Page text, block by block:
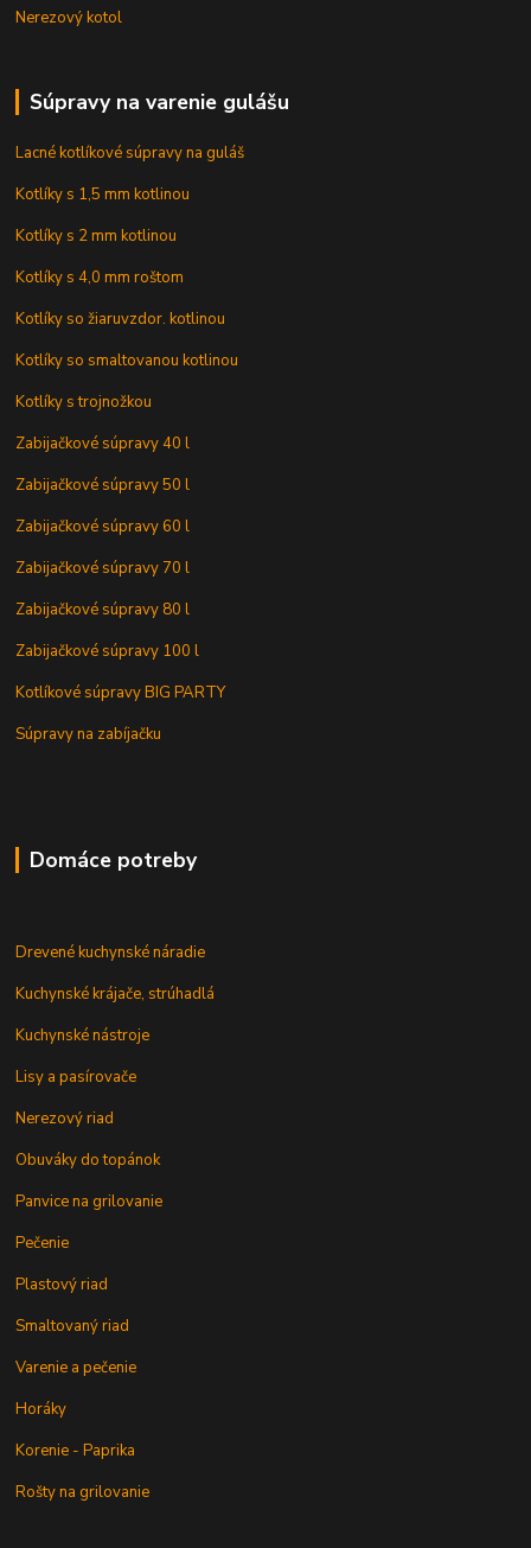
Nerezový kotol
Súpravy na varenie gulášu
Lacné kotlíkové súpravy na guláš
Kotlíky s 1,5 mm kotlinou
Kotlíky s 2 mm kotlinou
Kotlíky s 4,0 mm roštom
Kotlíky so žiaruvzdor. kotlinou
Kotlíky so smaltovanou kotlinou
Kotlíky s trojnožkou
Zabijačkové súpravy 40 l
Zabijačkové súpravy 50 l
Zabijačkové súpravy 60 l
Zabijačkové súpravy 70 l
Zabijačkové súpravy 80 l
Zabijačkové súpravy 100 l
Kotlíkové súpravy BIG PARTY
Súpravy na zabíjačku
Domáce potreby
Drevené kuchynské náradie
Kuchynské krájače, strúhadlá
Kuchynské nástroje
Lisy a pasírovače
Nerezový riad
Obuváky do topánok
Panvice na grilovanie
Pečenie
Plastový riad
Smaltovaný riad
Varenie a pečenie
Horáky
Korenie - Paprika
Rošty na grilovanie